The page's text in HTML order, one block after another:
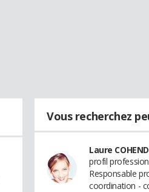
Vous recherchez
Laure
profil
Responsable
coordination -